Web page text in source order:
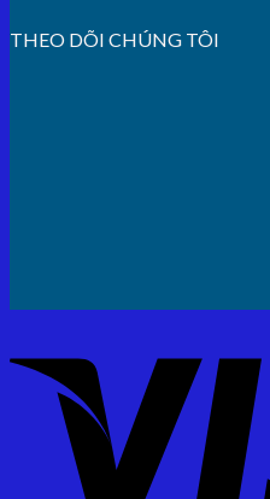
THEO DÕI CHÚNG TÔI